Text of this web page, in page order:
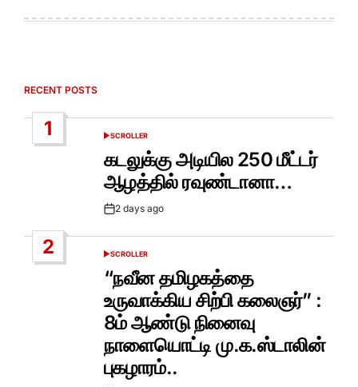
RECENT POSTS
1
POSTED
SCROLLER
கடலுக்கு அடியில 250 மீட்டர்
ஆழத்தில் ரவுண்டானா…
Post2 days ago
2
POSTED
SCROLLER
“நவீன தமிழகத்தை
உருவாக்கிய சிற்பி கலைஞர்” :
8ம் ஆண்டு நினைவு
நாளையொட்டி மு.க.ஸ்டாலின்
புகழாரம்..